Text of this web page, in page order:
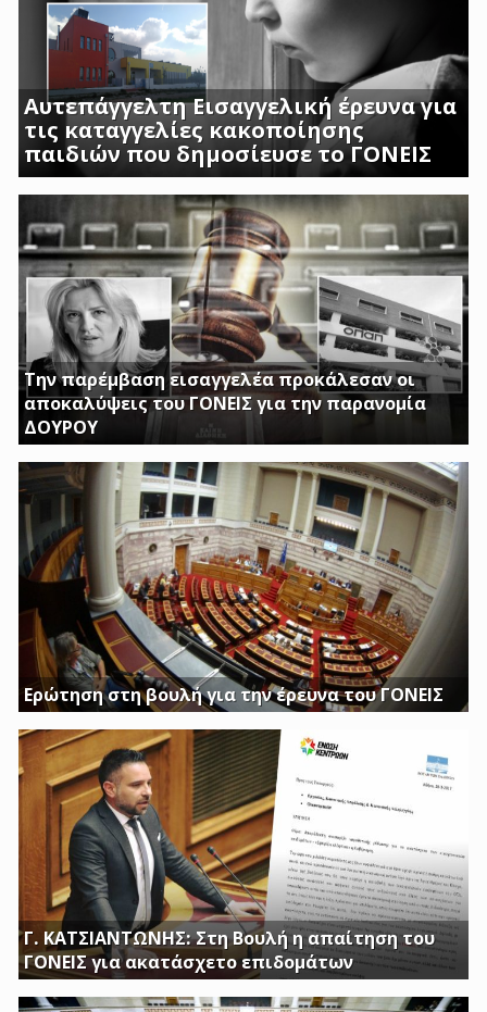
Αυτεπάγγελτη Εισαγγελική έρευνα για
τις καταγγελίες κακοποίησης
παιδιών που δημοσίευσε το ΓΟΝΕΙΣ
ΣΟΚΑΡΟΥΝ ΟΙ ΜΑΡΤΥΡΙΕΣ ΓΟΝΕΩΝ ΚΑΙ
ΠΡΟΣΩΠΙΚΟΥ ΤΟΥ Β ΒΡΕΦΙΚΟΥ ΣΤΑΘΜΟΥ
ΑΣΠΡΟΠΥΡΓΟΥ
Την παρέμβαση εισαγγελέα προκάλεσαν οι
αποκαλύψεις του ΓΟΝΕΙΣ για την παρανομία
ΔΟΥΡΟΥ
Η ΔΟΥΡΟΥ ΔΙΝΕΙ 20 ΕΚΚΑΤΟΜΥΡΙΑ ΓΙΑ ΑΓΟΡΑ
Ερώτηση στη βουλή για την έρευνα του ΓΟΝΕΙΣ
Γ. ΚΑΤΣΙΑΝΤΩΝΗΣ: Στη Βουλή η απαίτηση του
ΓΟΝΕΙΣ για ακατάσχετο επιδομάτων